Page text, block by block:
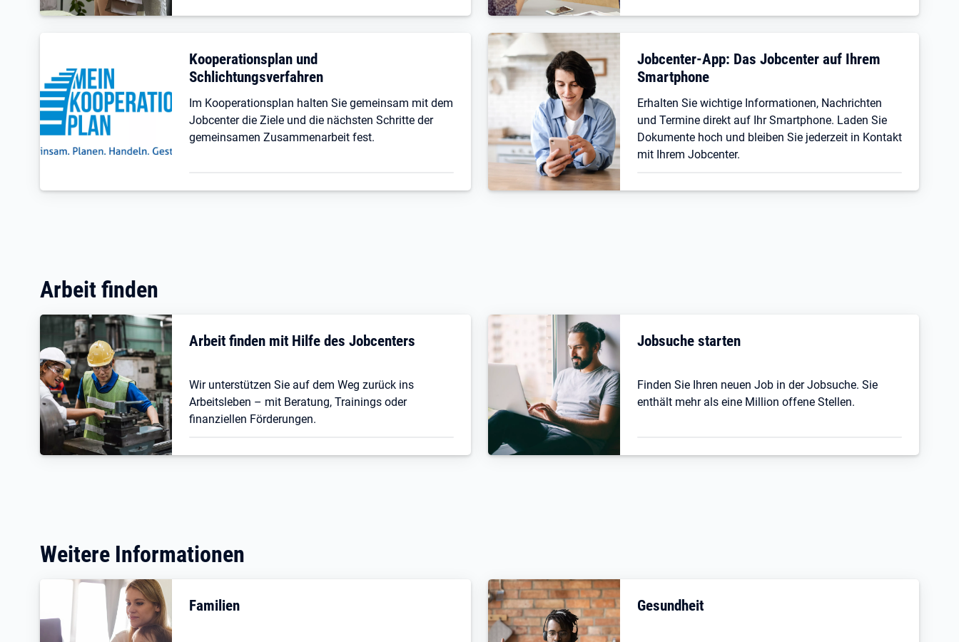
Kooperationsplan und
Schlichtungsverfahren
Im Kooperationsplan halten Sie gemeinsam mit dem
Jobcenter die Ziele und die nächsten Schritte der
gemeinsamen Zusammenarbeit fest.
Jobcenter-App: Das Jobcenter auf Ihrem
Smartphone
Erhalten Sie wichtige Informationen, Nachrichten
und Termine direkt auf Ihr Smartphone. Laden Sie
Dokumente hoch und bleiben Sie jederzeit in Kontakt
mit Ihrem Jobcenter.
Arbeit finden
Arbeit finden mit Hilfe des Jobcenters
Wir unterstützen Sie auf dem Weg zurück ins
Arbeitsleben – mit Beratung, Trainings oder
finanziellen Förderungen.
Jobsuche starten
Finden Sie Ihren neuen Job in der Jobsuche. Sie
enthält mehr als eine Million offene Stellen.
Weitere Informationen
Familien Gesundheit